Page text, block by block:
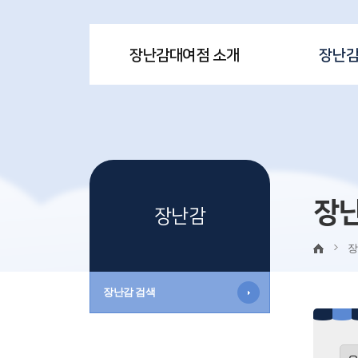
장난감대여점 소개 장난
장난감
장난감 검색
장